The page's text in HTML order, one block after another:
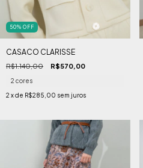
50% OFF
CASACO CLARISSE
R$1.140,00 R$570,00
2 cores
2 x de R$285,00 sem juros